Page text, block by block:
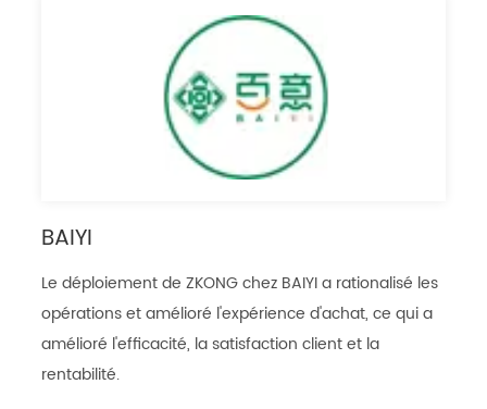
BAIYI
Le déploiement de ZKONG chez BAIYI a rationalisé les
opérations et amélioré l'expérience d'achat, ce qui a
amélioré l'efficacité, la satisfaction client et la
rentabilité.